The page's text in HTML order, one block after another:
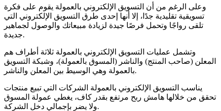
وعلى الرغم من أن التسويق الإلكتروني بالعمولة يقوم على فكرة
تسويقية تقليدية جدًا، إلا أنها إحدى طرق التسويق الإلكتروني التي
تلقى رواجًا وتحمل فرصًا جيدة لزيادة مبيعاتك والوصول لجماهير
جديدة.
وتشمل عمليات التسويق الإلكتروني بالعمولة ثلاثة أطراف هم
المعلن (صاحب المنتج) والناشر (المسوق بالعمولة)، وشبكة التسويق
بالعمولة وهي الوسيط بين المعلن والناشر.
يناسب التسويق الإلكتروني بالعمولة الشركات التي تبيع منتجات
تحقق من خلالها هامش ربح مرتفع بقدر كاف، يغطي عمولة المسوق
ولا يضر بإجمالي دخل الشركة.